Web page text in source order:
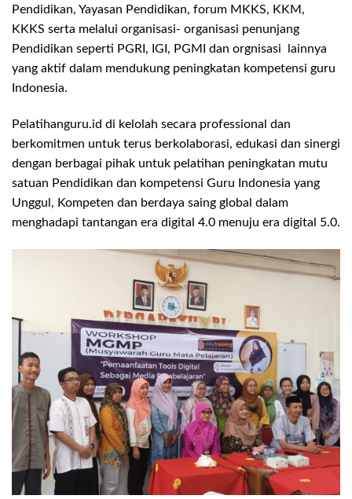
Pendidikan, Yayasan Pendidikan, forum MKKS, KKM,
KKKS serta melalui organisasi- organisasi penunjang
Pendidikan seperti PGRI, IGI, PGMI dan orgnisasi lainnya
yang aktif dalam mendukung peningkatan kompetensi guru
Indonesia.
Pelatihanguru.id di kelolah secara professional dan
berkomitmen untuk terus berkolaborasi, edukasi dan sinergi
dengan berbagai pihak untuk pelatihan peningkatan mutu
satuan Pendidikan dan kompetensi Guru Indonesia yang
Unggul, Kompeten dan berdaya saing global dalam
menghadapi tantangan era digital 4.0 menuju era digital 5.0.